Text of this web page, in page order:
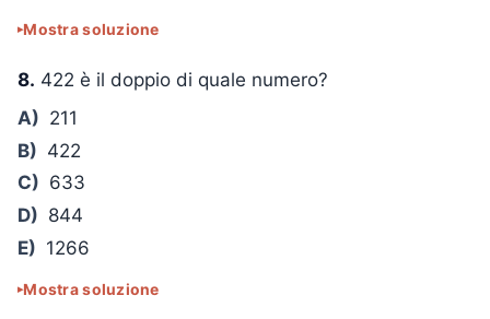
Mostra soluzione
8. 422 è il doppio di quale numero?
A) 211
B) 422
C) 633
D) 844
E) 1266
Mostra soluzione